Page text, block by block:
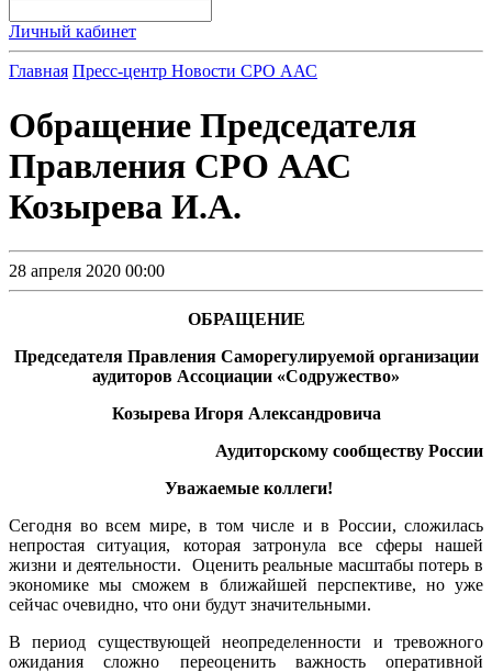
Личный кабинет
Главная Пресс-центр Новости СРО ААС
Обращение Председателя
Правления СРО ААС
Козырева И.А.
28 апреля 2020 00:00
ОБРАЩЕНИЕ
Председателя Правления Саморегулируемой организации
аудиторов Ассоциации «Содружество»
Козырева Игоря Александровича
Аудиторскому сообществу России
Уважаемые коллеги!
Сегодня во всем мире, в том числе и в России, сложилась
непростая ситуация, которая затронула все сферы нашей
жизни и деятельности. Оценить реальные масштабы потерь в
экономике мы сможем в ближайшей перспективе, но уже
сейчас очевидно, что они будут значительными.
В период существующей неопределенности и тревожного
ожидания сложно переоценить важность оперативной